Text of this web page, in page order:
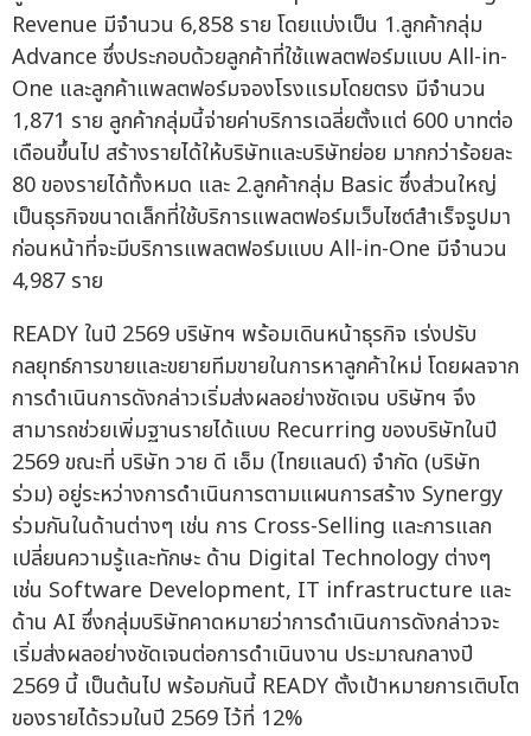
Revenue มีจำนวน 6,858 ราย โดยแบ่งเป็น 1.ลูกค้ากลุ่ม
Advance ซึ่งประกอบด้วยลูกค้าที่ใช้แพลตฟอร์มแบบ All-in-
One และลูกค้าแพลตฟอร์มจองโรงแรมโดยตรง มีจำนวน
1,871 ราย ลูกค้ากลุ่มนี้จ่ายค่าบริการเฉลี่ยตั้งแต่ 600 บาทต่อ
เดือนขึ้นไป สร้างรายได้ให้บริษัทและบริษัทย่อย มากกว่าร้อยละ
80 ของรายได้ทั้งหมด และ 2.ลูกค้ากลุ่ม Basic ซึ่งส่วนใหญ่
เป็นธุรกิจขนาดเล็กที่ใช้บริการแพลตฟอร์มเว็บไซต์สำเร็จรูปมา
ก่อนหน้าที่จะมีบริการแพลตฟอร์มแบบ All-in-One มีจำนวน
4,987 ราย
READY ในปี 2569 บริษัทฯ พร้อมเดินหน้าธุรกิจ เร่งปรับ
กลยุทธ์การขายและขยายทีมขายในการหาลูกค้าใหม่ โดยผลจาก
การดำเนินการดังกล่าวเริ่มส่งผลอย่างชัดเจน บริษัทฯ จึง
สามารถช่วยเพิ่มฐานรายได้แบบ Recurring ของบริษัทในปี
2569 ขณะที่ บริษัท วาย ดี เอ็ม (ไทยแลนด์) จำกัด (บริษัท
ร่วม) อยู่ระหว่างการดำเนินการตามแผนการสร้าง Synergy
ร่วมกันในด้านต่างๆ เช่น การ Cross-Selling และการแลก
เปลี่ยนความรู้และทักษะ ด้าน Digital Technology ต่างๆ
เช่น Software Development, IT infrastructure และ
ด้าน AI ซึ่งกลุ่มบริษัทคาดหมายว่าการดำเนินการดังกล่าวจะ
เริ่มส่งผลอย่างชัดเจนต่อการดำเนินงาน ประมาณกลางปี
2569 นี้ เป็นต้นไป พร้อมกันนี้ READY ตั้งเป้าหมายการเติบโต
ของรายได้รวมในปี 2569 ไว้ที่ 12%